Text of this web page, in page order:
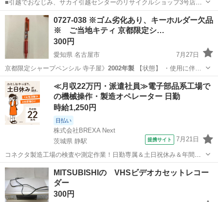
■引越でおなじみ、サカイ引越センターのリサイクルショップ3号店が
オープン致しました。 リユースのサカイ東金店です！ ★住所：千葉県
東金市南上宿11-8 JR東金駅から徒歩15分です！ ただいまオープンキ
ャンペーン...
千葉 東金市 照明器具 リユース
0727-038 ※ゴム劣化あり、キーホルダー欠品
※ ご当地キティ 京都限定シ…
300円
愛知県 名古屋市
7月27日
京都限定シャープペンシル 寺子屋》 2002年製 【状態】 ・使用に伴…
愛知 名古屋市 その他 シャープペンシル
≪月収22万円・派遣社員≫電子部品系工場で
の機械操作・製造オペレーター 日勤
時給1,250円
日払い
株式会社BREXA Next
茨城県 静駅
提携サイト 7月21日
コネクタ製造工場の検査や測定作業！日勤専属＆土日祝休み＆年間休
日128日★クリーンルーム内作業★マイカー通勤OK＆無料駐車場あり
★就業先食堂利用可！日払い制度あり！《茨城県常陸大宮市》 人気の
工場のお仕事 ◇コネクタ製造工...
茨城 常陸大宮市
MITSUBISHIの VHSビデオカセットレコー
ダー
300円